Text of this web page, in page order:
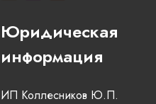
Юридическая
информация
ИП Коллесников Ю.П.